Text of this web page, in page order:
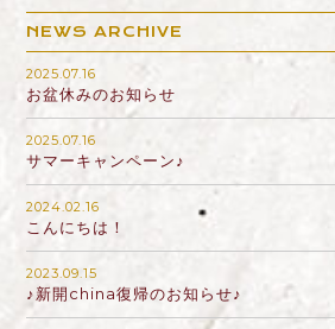
NEWS ARCHIVE
2025.07.16
お盆休みのお知らせ
2025.07.16
サマーキャンペーン♪
2024.02.16
こんにちは！
2023.09.15
♪新開china復帰のお知らせ♪